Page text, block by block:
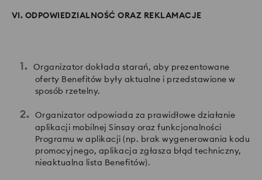
VI. ODPOWIEDZIALNOŚĆ ORAZ REKLAMACJE
Organizator dokłada starań, aby prezentowane
oferty Benefitów były aktualne i przedstawione w
sposób rzetelny.
Organizator odpowiada za prawidłowe działanie
aplikacji mobilnej Sinsay oraz funkcjonalności
Programu w aplikacji (np. brak wygenerowania kodu
promocyjnego, aplikacja zgłasza błąd techniczny,
nieaktualna lista Benefitów).